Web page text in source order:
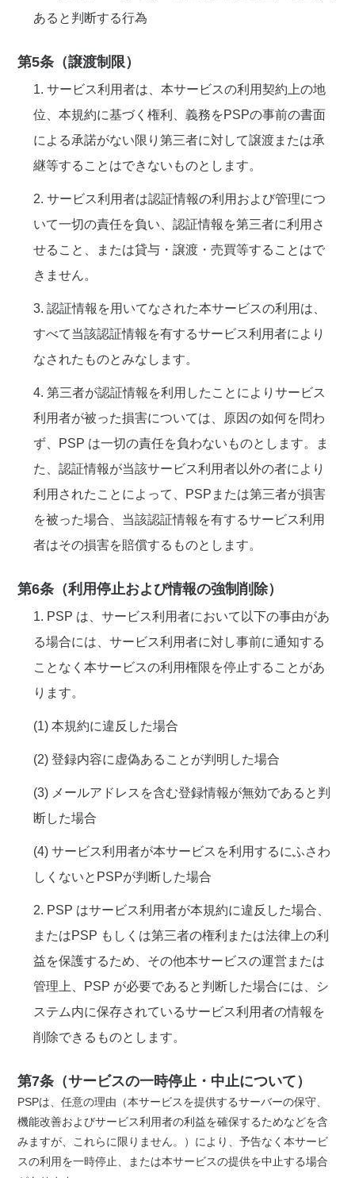
あると判断する行為
第5条（譲渡制限）
1. サービス利用者は、本サービスの利用契約上の地
位、本規約に基づく権利、義務をPSPの事前の書面
による承諾がない限り第三者に対して譲渡または承
継等することはできないものとします。
2. サービス利用者は認証情報の利用および管理につ
いて一切の責任を負い、認証情報を第三者に利用さ
せること、または貸与・譲渡・売買等することはで
きません。
3. 認証情報を用いてなされた本サービスの利用は、
すべて当該認証情報を有するサービス利用者により
なされたものとみなします。
4. 第三者が認証情報を利用したことによりサービス
利用者が被った損害については、原因の如何を問わ
ず、PSP は一切の責任を負わないものとします。ま
た、認証情報が当該サービス利用者以外の者により
利用されたことによって、PSPまたは第三者が損害
を被った場合、当該認証情報を有するサービス利用
者はその損害を賠償するものとします。
第6条（利用停止および情報の強制削除）
1. PSP は、サービス利用者において以下の事由があ
る場合には、サービス利用者に対し事前に通知する
ことなく本サービスの利用権限を停止することがあ
ります。
(1) 本規約に違反した場合
(2) 登録内容に虚偽あることが判明した場合
(3) メールアドレスを含む登録情報が無効であると判
断した場合
(4) サービス利用者が本サービスを利用するにふさわ
しくないとPSPが判断した場合
2. PSP はサービス利用者が本規約に違反した場合、
またはPSP もしくは第三者の権利または法律上の利
益を保護するため、その他本サービスの運営または
管理上、PSP が必要であると判断した場合には、シ
ステム内に保存されているサービス利用者の情報を
削除できるものとします。
第7条（サービスの一時停止・中止について）
PSPは、任意の理由（本サービスを提供するサーバーの保守、
機能改善およびサービス利用者の利益を確保するためなどを含
みますが、これらに限りません。）により、予告なく本サービ
スの利用を一時停止、または本サービスの提供を中止する場合